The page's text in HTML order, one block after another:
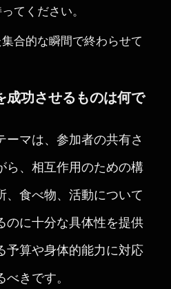
てください。
合的な瞬間で終わらせて
成功させるものは何で
ーマは、参加者の共有さ
ら、相互作用のための構
、食べ物、活動について
のに十分な具体性を提供
予算や身体的能力に対応
きです。